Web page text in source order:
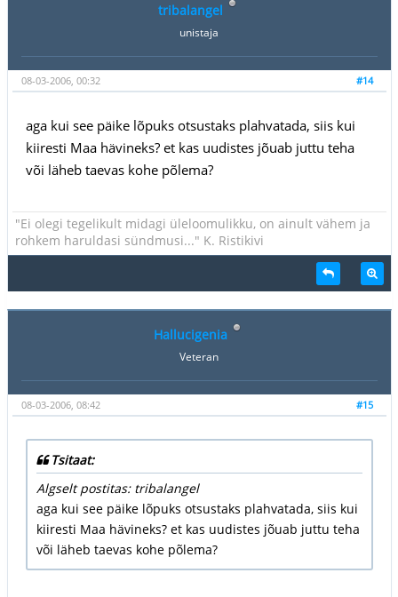
tribalangel
unistaja
#14
08-03-2006, 00:32
aga kui see päike lõpuks otsustaks plahvatada, siis kui
kiiresti Maa hävineks? et kas uudistes jõuab juttu teha
või läheb taevas kohe põlema?
"Ei olegi tegelikult midagi üleloomulikku, on ainult vähem ja
rohkem haruldasi sündmusi..." K. Ristikivi
Hallucigenia
Veteran
#15
08-03-2006, 08:42
Tsitaat:
Algselt postitas: tribalangel
aga kui see päike lõpuks otsustaks plahvatada, siis kui
kiiresti Maa hävineks? et kas uudistes jõuab juttu teha
või läheb taevas kohe põlema?